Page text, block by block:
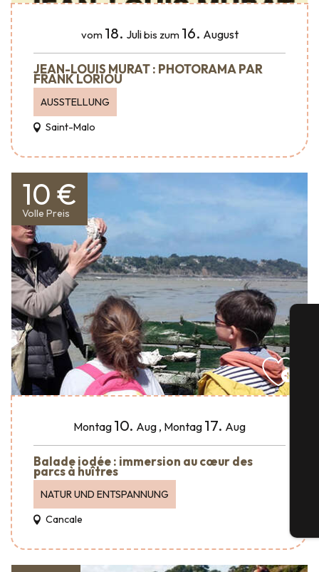
vom 18. Julibis zum 16. August
JEAN-LOUIS MURAT : PHOTORAMA PAR
FRANK LORIOU
AUSSTELLUNG
Saint-Malo
10 €
Volle Preis
Montag 10. Aug , Montag 17. Aug
Balade iodée : immersion au cœur des
parcs à huîtres
NATUR UND ENTSPANNUNG
Cancale